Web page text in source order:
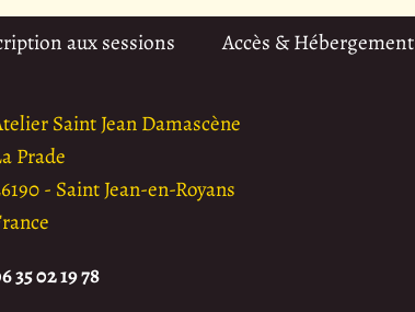
aux sessions Accès & Hébergement
Saint Jean Damascène
Prade
- Saint Jean-en-Royans
35 02 19 78